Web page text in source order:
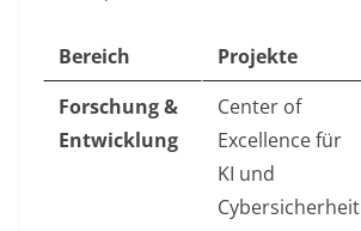
Bereich Projekte
Forschung &
Entwicklung
Center of
Excellence für
KI und
Cybersicherheit